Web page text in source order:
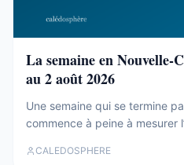
La semaine en
au 2 août 2026
Une semaine qui se termine
commence à peine à mesurer
gouvernement, et des
CALEDOSPHERE